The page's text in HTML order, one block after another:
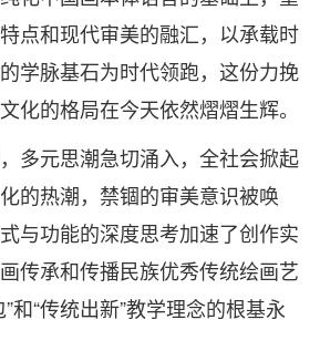
点和现代审美的融汇，以承载时
学脉基石为时代领跑，这份力挽
化的格局在今天依然熠熠生辉。
元思潮急切涌入，全社会掀起
的热潮，禁锢的审美意识被唤
与功能的深度思考加速了创作实
传承和传播民族优秀传统绘画艺
和“传统出新”教学理念的根基永